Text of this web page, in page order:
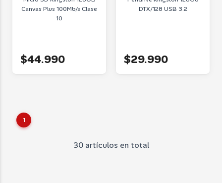
Canvas Plus 100Mb/s Clase
10
$44.990
DTX/128 USB 3.2
$29.990
1
30 artículos en total